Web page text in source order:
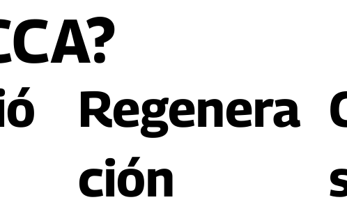
Regenera
ción